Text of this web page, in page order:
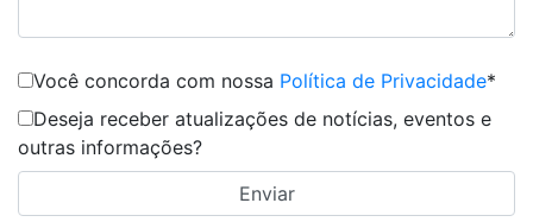
Você concorda com nossa Política de Privacidade*
Deseja receber atualizações de notícias, eventos e
outras informações?